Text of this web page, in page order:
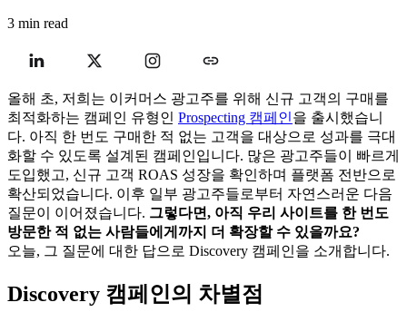
3 min read
올해 초, 저희는 이커머스 광고주를 위해 신규 고객의 구매를
최적화하는 캠페인 유형인 Prospecting 캠페인을 출시했습니
다. 아직 한 번도 구매한 적 없는 고객을 대상으로 성과를 극대
화할 수 있도록 설계된 캠페인입니다. 많은 광고주들이 빠르게
도입했고, 신규 고객 ROAS 성장을 확인하며 플랫폼 전반으로
확산되었습니다. 이후 일부 광고주들로부터 자연스러운 다음
질문이 이어졌습니다. 그렇다면, 아직 우리 사이트를 한 번도
방문한 적 없는 사람들에게까지 더 확장할 수 있을까요?
오늘, 그 질문에 대한 답으로 Discovery 캠페인을 소개합니다.
Discovery 캠페인의 차별점